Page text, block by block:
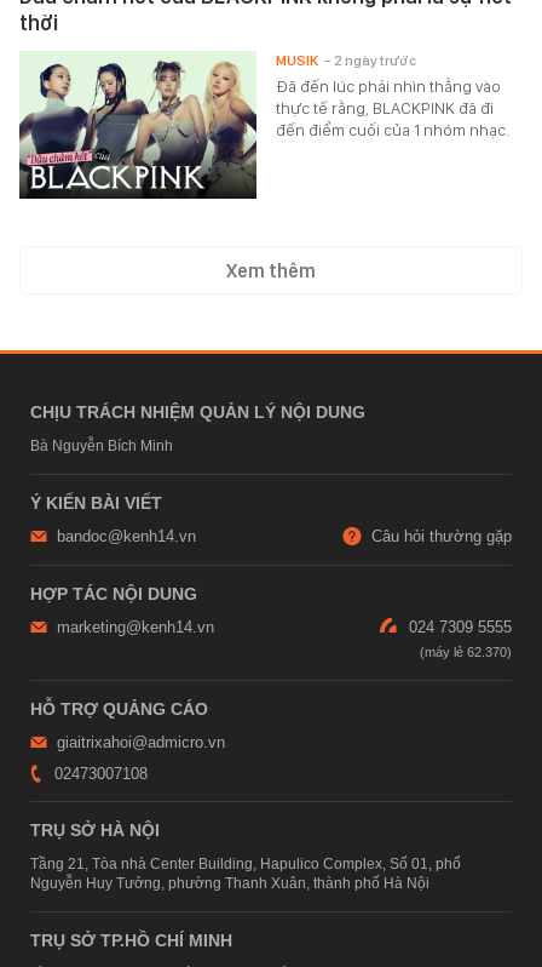
thời
Đã đến lúc phải nhìn thẳng vào
thực tế rằng, BLACKPINK đã đi
đến điểm cuối của 1 nhóm nhạc.
MUSIK - 2 ngày trước
Xem thêm
CHỊU TRÁCH NHIỆM QUẢN LÝ NỘI DUNG
Bà Nguyễn Bích Minh
Ý KIẾN BÀI VIẾT
bandoc@kenh14.vn Câu hỏi thường gặp
HỢP TÁC NỘI DUNG
marketing@kenh14.vn 024 7309 5555
HỖ TRỢ QUẢNG CÁO
giaitrixahoi@admicro.vn
02473007108
TRỤ SỞ HÀ NỘI
Tầng 21, Tòa nhà Center Building, Hapulico Complex, Số 01, phố
Nguyễn Huy Tưởng, phường Thanh Xuân, thành phố Hà Nội
TRỤ SỞ TP.HỒ CHÍ MINH